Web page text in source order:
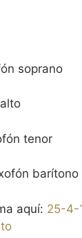
soprano
tenor
barítono
aquí: 25-4-